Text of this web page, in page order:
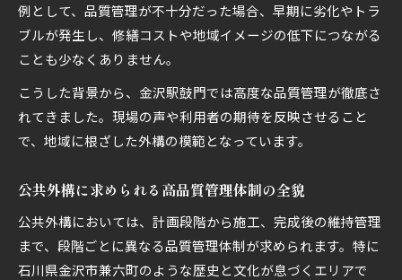
外構工事現場で積み重ねる品質確保の工夫
実績に直結する外構品質管理の成功要因
外構品質を維持するための現場の工夫事例
現場目線で考える石川県金沢市の外構管理
現場目線から見る外構品質管理の実態
金沢市特有の外構管理の課題と対応策
外構工事現場で実感する品質の違いとは
外構管理における現場経験の重要性
外構品質と役割分担から学ぶ施工の信頼性
例として、品質管理が不十分だった場合、早期に劣化やトラ
ブルが発生し、修繕コストや地域イメージの低下につながる
ことも少なくありません。
こうした背景から、金沢駅鼓門では高度な品質管理が徹底さ
れてきました。現場の声や利用者の期待を反映させること
で、地域に根ざした外構の模範となっています。
公共外構に求められる高品質管理体制の全貌
公共外構においては、計画段階から施工、完成後の維持管理
まで、段階ごとに異なる品質管理体制が求められます。特に
石川県金沢市兼六町のような歴史と文化が息づくエリアで